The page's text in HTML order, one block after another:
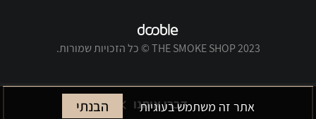
דברו איתנו
THE SMOKE SHOP 2023 © כל הזכויות שמורות.
אתר זה משתמש בעוגיות הבנתי